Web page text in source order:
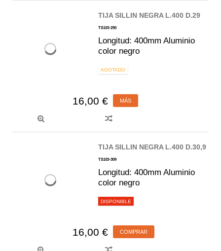
TIJA SILLIN NEGRA L.400 D.29
TS103-290
Longitud: 400mm Aluminio
color negro
AGOTADO
16,00 € MÁS
TIJA SILLIN NEGRA L.400 D.30,9
TS103-309
Longitud: 400mm Aluminio
color negro
DISPONIBLE
16,00 € COMPRAR